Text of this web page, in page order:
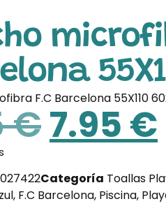
F.C Barcelona 55X110
€7.95€
Categoría Toallas
, F.C Barcelona, Piscina,